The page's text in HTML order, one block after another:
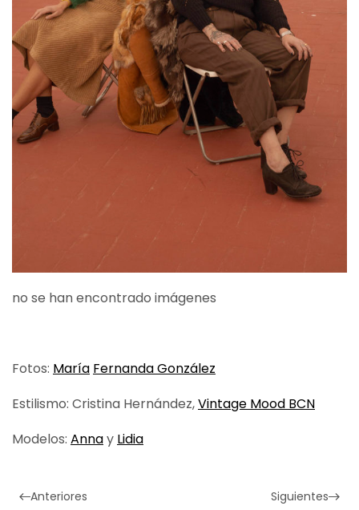
no se han encontrado imágenes
Fotos: María Fernanda González
Estilismo: Cristina Hernández,Vintage Mood BCN
Modelos: Annay Lidia
Anteriores Siguientes